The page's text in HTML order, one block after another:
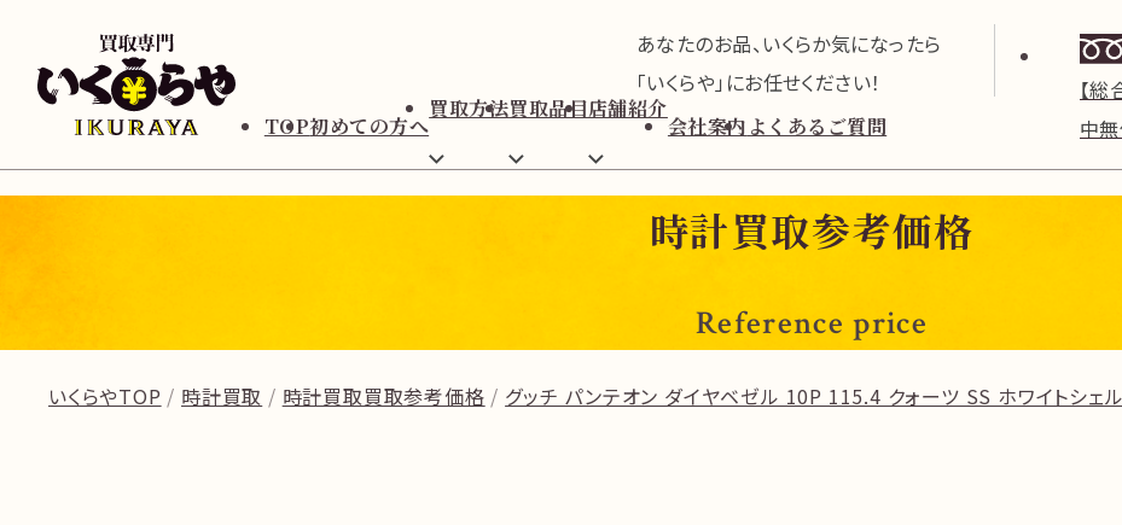
あなたのお品、いくらか気になったら
「いくらや」にお任せください！
【
中無
TOP初めての方へ
買取方法買取品目店舗紹介
会社案内 よくあるご質問
時計買取参考価格
Reference price
いくらやTOP 時計買取 時計買取買取参考価格 グッチ パンテオン ダイヤベゼル 10P 115.4 クォーツ SS ホワイトシェル